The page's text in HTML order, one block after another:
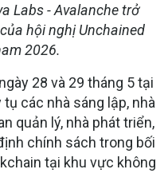
Labs - Avalanche trở
hội nghị Unchained
2026.
28 và 29 tháng 5 tại
các nhà sáng lập, nhà
quản lý, nhà phát triển,
chính sách trong bối
tại khu vực không